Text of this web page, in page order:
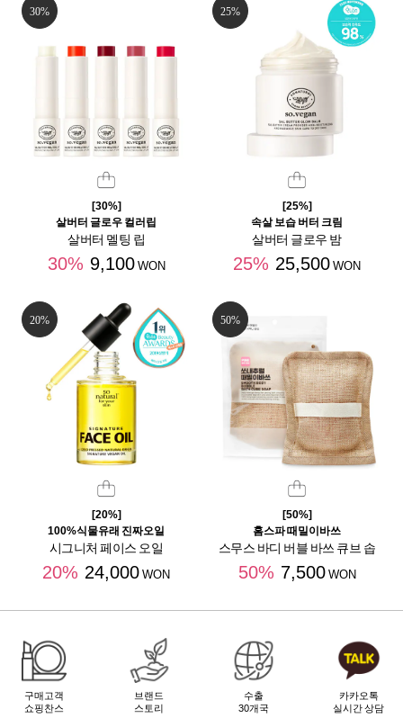
30%
[30%]
살버터 글로우 컬러립
살버터 멜팅 립
30% 9,100 WON
25%
[25%]
속살 보습 버터 크림
살버터 글로우 밤
25% 25,500 WON
20%
[20%]
100%식물유래 진짜오일
시그니처 페이스 오일
20% 24,000 WON
50%
[50%]
홈스파 때밀이바쓰
스무스 바디 버블 바쓰 큐브 솝
50% 7,500 WON
구매고객
쇼핑찬스
브랜드
스토리
수출
30개국
카카오톡
실시간 상담